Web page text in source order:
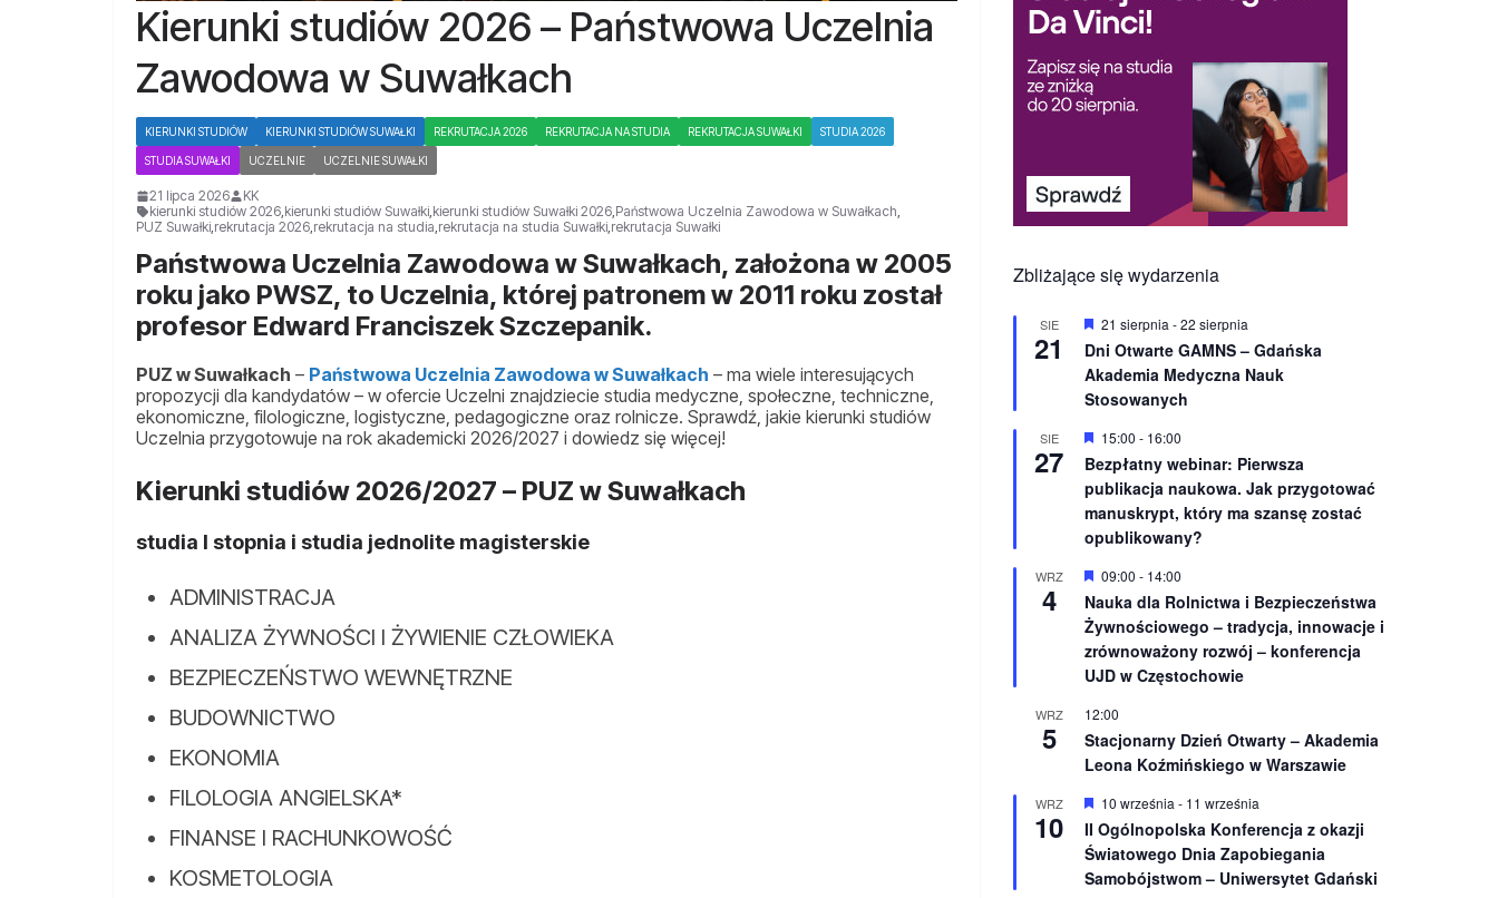
Kierunki studiów 2026 – Państwowa Uczelnia
Zawodowa w Suwałkach
KIERUNKI STUDIÓW KIERUNKI STUDIÓW SUWAŁKI REKRUTACJA 2026 REKRUTACJA NA STUDIA REKRUTACJA SUWAŁKI STUDIA 2026
STUDIA SUWAŁKI UCZELNIE UCZELNIE SUWAŁKI
21 lipca 2026
KK
kierunki studiów 2026 kierunki studiów Suwałki kierunki studiów Suwałki 2026 Państwowa Uczelnia Zawodowa w Suwałkach
PUZ Suwałki rekrutacja 2026 rekrutacja na studia rekrutacja na studia Suwałki rekrutacja Suwałki
Państwowa Uczelnia Zawodowa w Suwałkach, założona w 2005
roku jako PWSZ, to Uczelnia, której patronem w 2011 roku został
profesor Edward Franciszek Szczepanik.
PUZ w Suwałkach – Państwowa Uczelnia Zawodowa w Suwałkach – ma wiele interesujących
propozycji dla kandydatów – w ofercie Uczelni znajdziecie studia medyczne, społeczne, techniczne,
ekonomiczne, filologiczne, logistyczne, pedagogiczne oraz rolnicze. Sprawdź, jakie kierunki studiów
Uczelnia przygotowuje na rok akademicki 2026/2027 i dowiedz się więcej!
Kierunki studiów 2026/2027 – PUZ w Suwałkach
studia I stopnia i studia jednolite magisterskie
ADMINISTRACJA
ANALIZA ŻYWNOŚCI I ŻYWIENIE CZŁOWIEKA
BEZPIECZEŃSTWO WEWNĘTRZNE
BUDOWNICTWO
EKONOMIA
FILOLOGIA ANGIELSKA*
FINANSE I RACHUNKOWOŚĆ
KOSMETOLOGIA
Zbliżające się wydarzenia
SIE
21
W
r
ó
ż
n
o
n
e
21 sierpnia -22 sierpnia
Dni Otwarte GAMNS – Gdańska
Akademia Medyczna Nauk
Stosowanych
SIE
27
W
r
ó
ż
n
i
n
e
15:00 - 16:00
Bezpłatny webinar: Pierwsza
publikacja naukowa. Jak przygotować
manuskrypt, który ma szansę zostać
opublikowany?
WRZ
4
W
r
ó
ż
n
i
n
e
09:00 - 14:00
Nauka dla Rolnictwa i Bezpieczeństwa
Żywnościowego – tradycja, innowacje i
zrównoważony rozwój – konferencja
UJD w Częstochowie
WRZ
5
12:00
Stacjonarny Dzień Otwarty – Akademia
Leona Koźmińskiego w Warszawie
WRZ
10
W
y
r
ó
ż
n
10 września - 11 września
II Ogólnopolska Konferencja z okazji
Światowego Dnia Zapobiegania
Samobójstwom – Uniwersytet Gdański